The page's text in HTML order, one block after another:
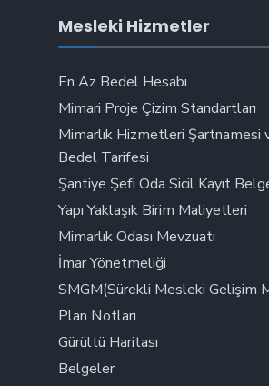
Mesleki Hizmetler
En Az Bedel Hesabı
Mimari Proje Çizim Standartları
Mimarlık Hizmetleri Şartnamesi
Bedel Tarifesi
Şantiye Şefi Oda Sicil Kayıt
Yapı Yaklaşık Birim Maliyetleri
Mimarlık Odası Mevzuatı
İmar Yönetmeliği
SMGM(Sürekli Mesleki Gelişim
Plan Notları
Gürültü Haritası
Belgeler